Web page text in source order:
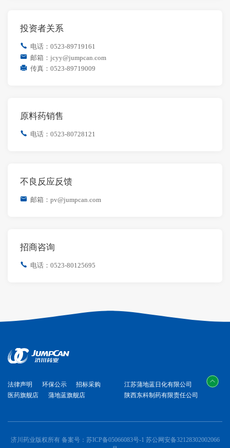
投资者关系
电话：0523-89719161
邮箱：jcyy@jumpcan.com
传真：0523-89719009
原料药销售
电话：0523-80728121
不良反应反馈
邮箱：pv@jumpcan.com
招商咨询
电话：0523-80125695
法律声明 环保公示
招标采购
医药旗舰店
蒲地蓝旗舰店
江苏蒲地蓝日化有限公司
陕西东科制药有限责任公司
济川药业版权所有 备案号： 苏ICP备05066083号-1 苏公网安备32128302002066